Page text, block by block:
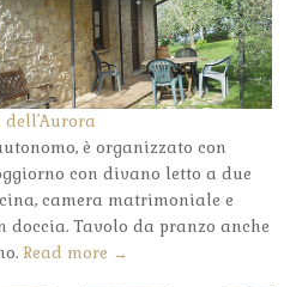
è organizzato con
con divano letto a due
camera matrimoniale e
doccia. Tavolo da pranzo anche
Read more →